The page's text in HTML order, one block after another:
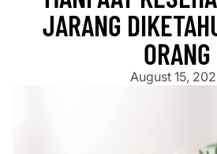
JARANG
ORANG
August 15,